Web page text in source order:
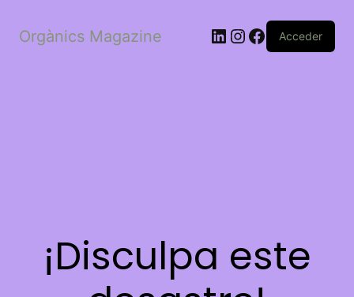
Orgànics Magazine LinkedIn
Instagram
Facebook
Acceder
¡Disculpa este